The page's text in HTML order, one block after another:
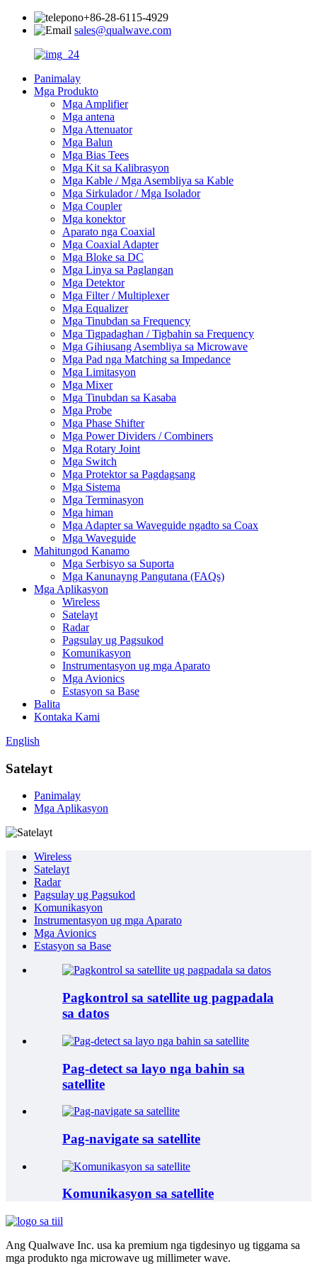
+86-28-6115-4929
sales@qualwave.com
Panimalay
Mga Produkto
Mga Amplifier
Mga antena
Mga Attenuator
Mga Balun
Mga Bias Tees
Mga Kit sa Kalibrasyon
Mga Kable / Mga Asembliya sa Kable
Mga Sirkulador / Mga Isolador
Mga Coupler
Mga konektor
Aparato nga Coaxial
Mga Coaxial Adapter
Mga Bloke sa DC
Mga Linya sa Paglangan
Mga Detektor
Mga Filter / Multiplexer
Mga Equalizer
Mga Tinubdan sa Frequency
Mga Tigpadaghan / Tigbahin sa Frequency
Mga Gihiusang Asembliya sa Microwave
Mga Pad nga Matching sa Impedance
Mga Limitasyon
Mga Mixer
Mga Tinubdan sa Kasaba
Mga Probe
Mga Phase Shifter
Mga Power Dividers / Combiners
Mga Rotary Joint
Mga Switch
Mga Protektor sa Pagdagsang
Mga Sistema
Mga Terminasyon
Mga himan
Mga Adapter sa Waveguide ngadto sa Coax
Mga Waveguide
Mahitungod Kanamo
Mga Serbisyo sa Suporta
Mga Kanunayng Pangutana (FAQs)
Mga Aplikasyon
Wireless
Satelayt
Radar
Pagsulay ug Pagsukod
Komunikasyon
Instrumentasyon ug mga Aparato
Mga Avionics
Estasyon sa Base
Balita
Kontaka Kami
English
Satelayt
Panimalay
Mga Aplikasyon
Wireless
Satelayt
Radar
Pagsulay ug Pagsukod
Komunikasyon
Instrumentasyon ug mga Aparato
Mga Avionics
Estasyon sa Base
Pagkontrol sa satellite ug pagpadala
sa datos
Pag-detect sa layo nga bahin sa
satellite
Pag-navigate sa satellite
Komunikasyon sa satellite
Ang Qualwave Inc. usa ka premium nga tigdesinyo ug tiggama sa
mga produkto nga microwave ug millimeter wave.